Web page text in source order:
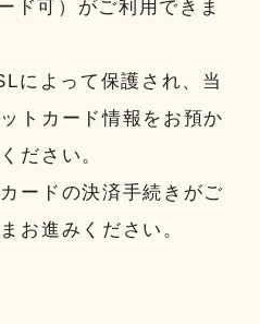
ド可）がご利用できま
によって保護され、当
トカード情報をお預か
ださい。
ードの決済手続きがご
お進みください。